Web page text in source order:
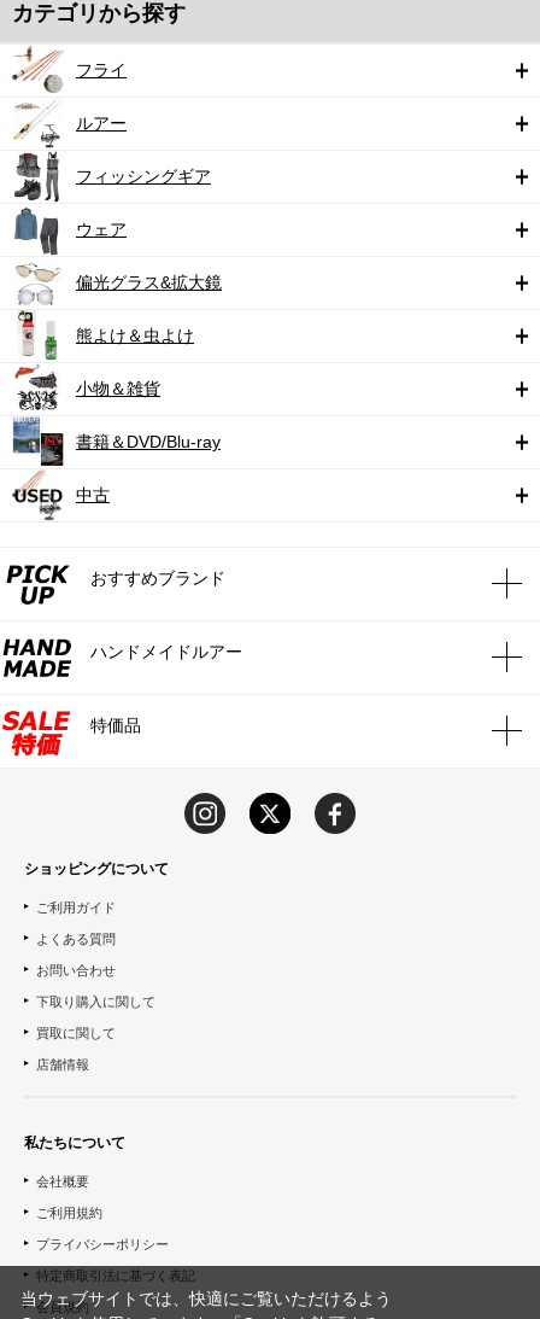
カテゴリから探す
フライ
ルアー
フィッシングギア
ウェア
偏光グラス&拡大鏡
熊よけ＆虫よけ
小物＆雑貨
書籍＆DVD/Blu-ray
中古
おすすめブランド
ハンドメイドルアー
特価品
ショッピングについて
ご利用ガイド
よくある質問
お問い合わせ
下取り購入に関して
買取に関して
店舗情報
私たちについて
会社概要
ご利用規約
プライバシーポリシー
特定商取引法に基づく表記
会員規約
当ウェブサイトでは、快適にご覧いただけるよう